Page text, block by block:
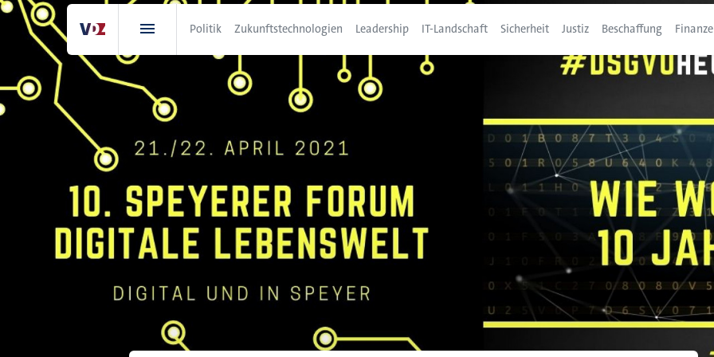
Direkt
Politik Zukunftstechnologien Leadership IT-Landschaft Sicherheit Justiz Beschaffung